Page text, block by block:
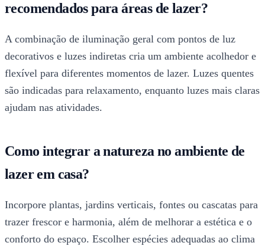
recomendados para áreas de lazer?
A combinação de iluminação geral com pontos de luz
decorativos e luzes indiretas cria um ambiente acolhedor e
flexível para diferentes momentos de lazer. Luzes quentes
são indicadas para relaxamento, enquanto luzes mais claras
ajudam nas atividades.
Como integrar a natureza no ambiente de
lazer em casa?
Incorpore plantas, jardins verticais, fontes ou cascatas para
trazer frescor e harmonia, além de melhorar a estética e o
conforto do espaço. Escolher espécies adequadas ao clima